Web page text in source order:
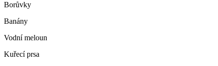
Borůvky
Banány
Vodní meloun
Kuřecí prsa